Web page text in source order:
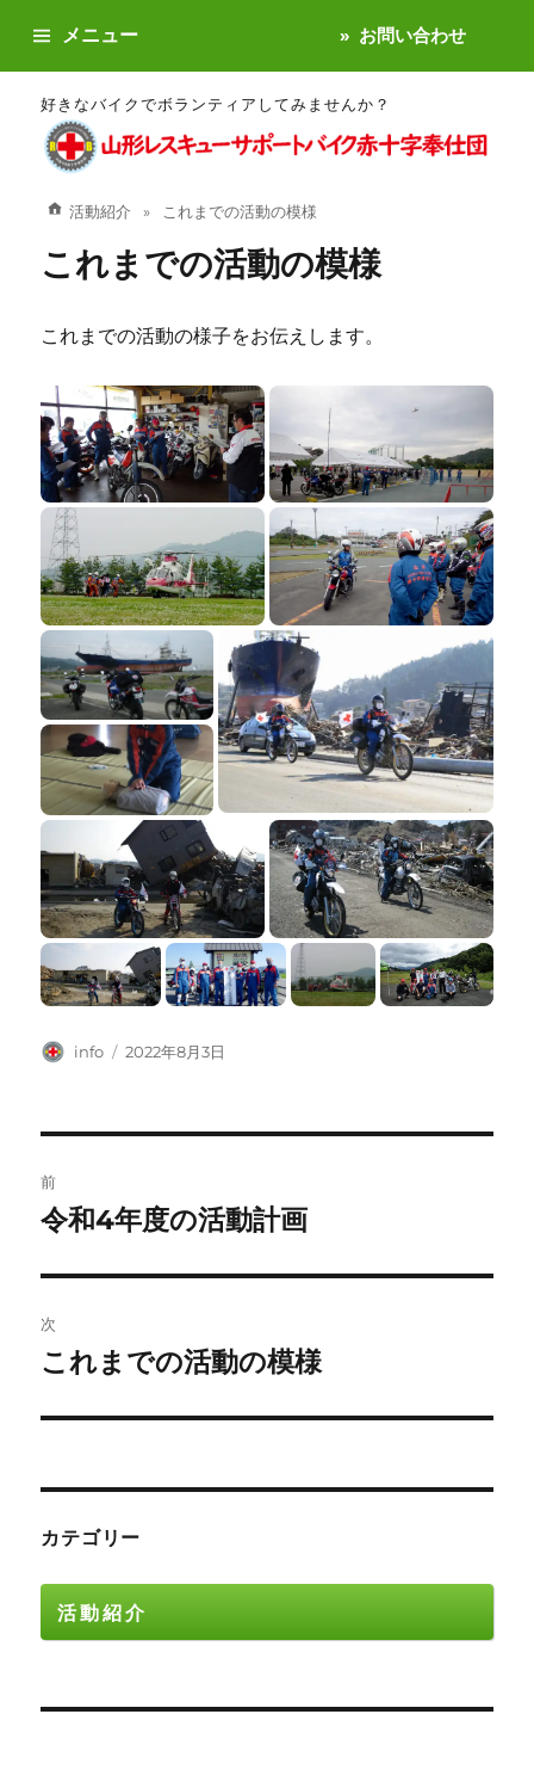
好きなバイクでボランティアしてみませんか？
メニュー お問い合わせ
活動紹介 これまでの活動の模様
これまでの活動の模様
これまでの活動の様子をお伝えします。
投
info
投
2022年8月3日
稿
ビ
ゲ
ー
前
前
投
稿:
令和4年度の活動計画
次
次
投
これまでの活動の模様
カテゴリー
活動紹介